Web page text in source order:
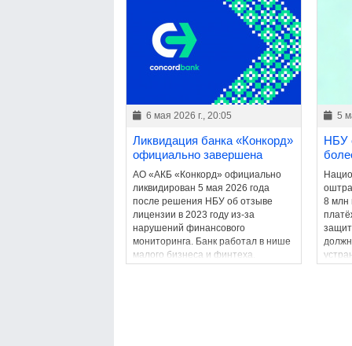
6 мая 2026 г., 20:05
Ликвидация банка «Конкорд»
официально завершена
АО «АКБ «Конкорд» официально
ликвидирован 5 мая 2026 года
после решения НБУ об отзыве
лицензии в 2023 году из-за
нарушений финансового
мониторинга. Банк работал в нише
малого бизнеса и финтеха.
5
НБУ
8 млн
2026